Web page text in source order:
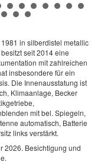
in silberdistel metallic
seit 2014 eine
mit zahlreichen
insbesondere für ein
Die Innenausstatung ist
Klimaanlage, Becker
mit bel. Spiegeln,
automatisch, Batterie
links verstärkt.
2026. Besichtigung und